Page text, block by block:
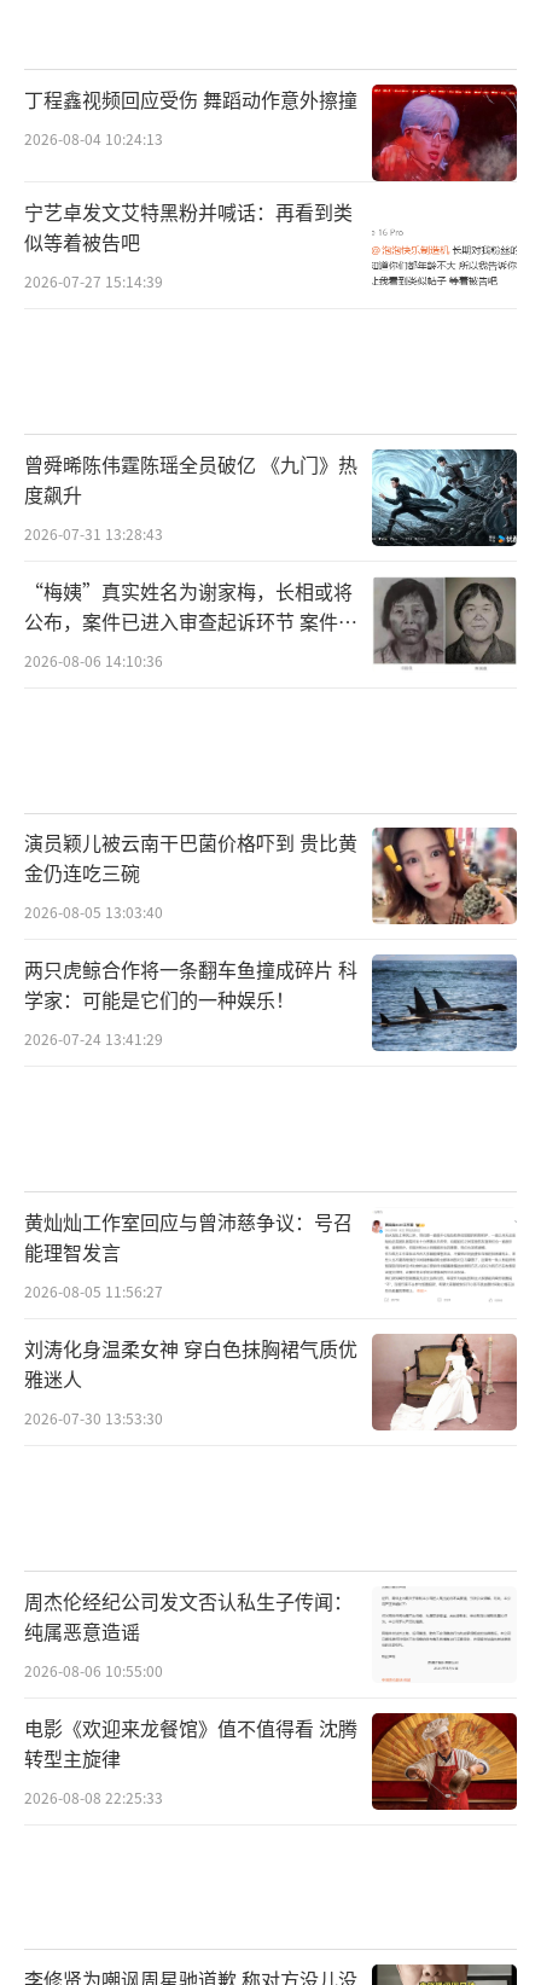
丁程鑫视频回应受伤 舞蹈动作意外擦撞
2026-08-04 10:24:13
宁艺卓发文艾特黑粉并喊话：再看到类
似等着被告吧
2026-07-27 15:14:39
曾舜晞陈伟霆陈瑶全员破亿 《九门》热
度飙升
2026-07-31 13:28:43
“梅姨”真实姓名为谢家梅，长相或将
公布，案件已进入审查起诉环节 案件迎
来新进展
2026-08-06 14:10:36
演员颖儿被云南干巴菌价格吓到 贵比黄
金仍连吃三碗
2026-08-05 13:03:40
两只虎鲸合作将一条翻车鱼撞成碎片 科
学家：可能是它们的一种娱乐！
2026-07-24 13:41:29
黄灿灿工作室回应与曾沛慈争议：号召
能理智发言
2026-08-05 11:56:27
刘涛化身温柔女神 穿白色抹胸裙气质优
雅迷人
2026-07-30 13:53:30
周杰伦经纪公司发文否认私生子传闻：
纯属恶意造谣
2026-08-06 10:55:00
电影《欢迎来龙餐馆》值不值得看 沈腾
转型主旋律
2026-08-08 22:25:33